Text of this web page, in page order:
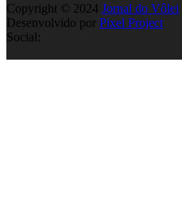
Copyright © 2024 Jornal do Vôlei
Desenvolvido por Pixel Project
Social: